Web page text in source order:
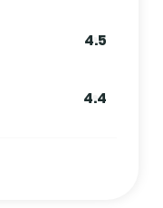
4.5
4.4